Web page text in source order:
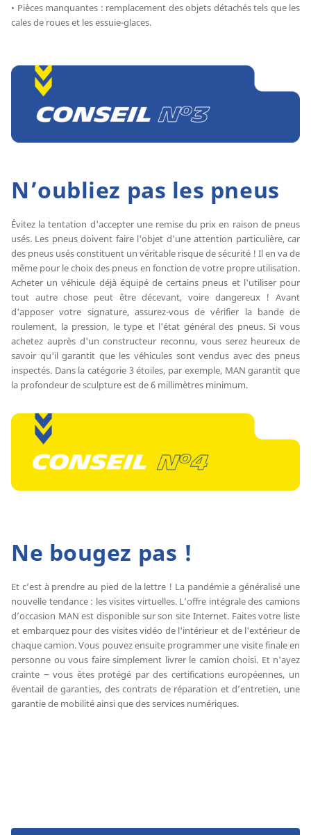
• Pièces manquantes : remplacement des objets détachés tels que les
cales de roues et les essuie-glaces.
N’oubliez pas les pneus
Évitez la tentation d'accepter une remise du prix en raison de pneus
usés. Les pneus doivent faire l'objet d'une attention particulière, car
des pneus usés constituent un véritable risque de sécurité ! Il en va de
même pour le choix des pneus en fonction de votre propre utilisation.
Acheter un véhicule déjà équipé de certains pneus et l'utiliser pour
tout autre chose peut être décevant, voire dangereux ! Avant
d'apposer votre signature, assurez-vous de vérifier la bande de
roulement, la pression, le type et l'état général des pneus. Si vous
achetez auprès d'un constructeur reconnu, vous serez heureux de
savoir qu'il garantit que les véhicules sont vendus avec des pneus
inspectés. Dans la catégorie 3 étoiles, par exemple, MAN garantit que
la profondeur de sculpture est de 6 millimètres minimum.
Ne bougez pas !
Et c’est à prendre au pied de la lettre ! La pandémie a généralisé une
nouvelle tendance : les visites virtuelles. L’offre intégrale des camions
d’occasion MAN est disponible sur son site Internet. Faites votre liste
et embarquez pour des visites vidéo de l'intérieur et de l'extérieur de
chaque camion. Vous pouvez ensuite programmer une visite finale en
personne ou vous faire simplement livrer le camion choisi. Et n'ayez
crainte ౼ vous êtes protégé par des certifications européennes, un
éventail de garanties, des contrats de réparation et d’entretien, une
garantie de mobilité ainsi que des services numériques.